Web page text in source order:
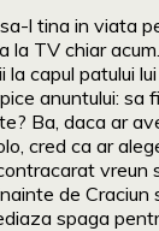
sa-l tina in viata
la TV chiar
la capul patului
anuntului: sa
Ba, daca ar
cred ca ar
vreun
de Craciun
spaga